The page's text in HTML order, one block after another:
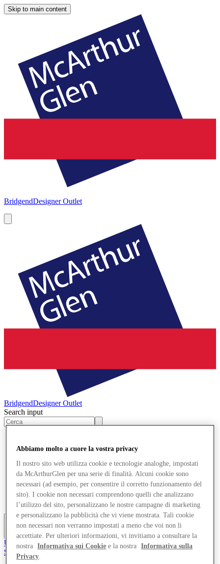
Skip to main content
BridgendDesigner Outlet
BridgendDesigner Outlet
Search input
Offerte
Cosa c'è in programma
Mangia e Bevi
Servizi
Gift Card
Mappa del Centro
Altro
Unisciti al Club
Salvata
it
Abbiamo molto a cuore la vostra privacy
Il nostro sito web utilizza cookie e tecnologie analoghe, impostati
da McArthurGlen per una serie di finalità. Alcuni cookie sono
necessari (ad esempio, per consentire il corretto funzionamento del
sito). I cookie non necessari comprendono quelli che analizzano
l’utilizzo del sito, personalizzano le nostre campagne di marketing
e personalizzano la pubblicità che vi viene mostrata. Tali cookie
non necessari non verranno impostati a meno che voi non li
accettiate. Per ulteriori informazioni, vi invitiamo a consultare la
nostra
Informativa sui Cookie e la nostra
Informativa sulla
Privacy.